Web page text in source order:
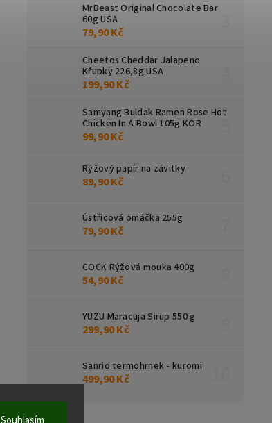
MrBeast Original Chocolate Bar
60g USA
79,90 Kč
Cheetos Cheddar Jalapeno
Křupky 226,8g USA
199,90 Kč
Samyang Buldak Ramen Rose Hot
Chicken In A Bowl 105g KOR
99,90 Kč
Rýžový papír na závitky
89,90 Kč
Ústřicová omáčka 255g
79,90 Kč
COCK Rýžová mouka 400g
54,90 Kč
YUZU Maracuja Sirup 550 g
299,90 Kč
Sanrio termohrnek - kuromi
499,90 Kč